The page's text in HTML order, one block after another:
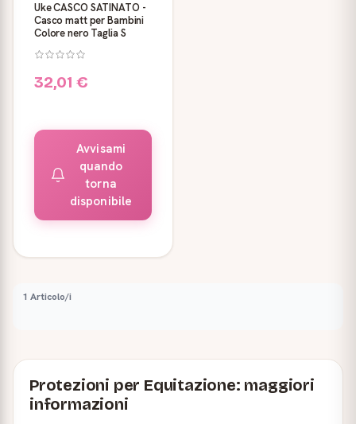
Uke CASCO SATINATO -
Casco matt per Bambini
Colore nero Taglia S
32,01 €
Avvisami
quando
torna
disponibile
1 Articolo/i
Protezioni per Equitazione: maggiori
informazioni